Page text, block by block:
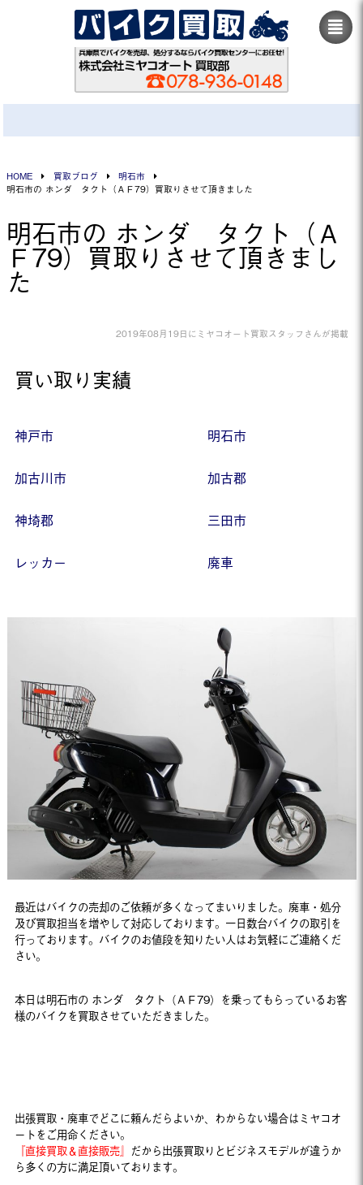
HOME 買取ブログ
明石市
明石市の ホンダ タクト（ＡＦ79）買取りさせて頂きました
明石市の ホンダ タクト（Ａ
Ｆ79）買取りさせて頂きまし
た
2019年08月19日にミヤコオート買取スタッフさんが掲載
買い取り実績
神戸市 明石市
加古川市 加古郡
神埼郡 三田市
レッカー 廃車
最近はバイクの売却のご依頼が多くなってまいりました。廃車・処分
及び買取担当を増やして対応しております。一日数台バイクの取引を
行っております。バイクのお値段を知りたい人はお気軽にご連絡くだ
さい。
本日は明石市の ホンダ タクト（ＡＦ79）を乗ってもらっているお客
様のバイクを買取させていただきました。
出張買取・廃車でどこに頼んだらよいか、わからない場合はミヤコオ
ートをご用命ください。
『直接買取＆直接販売』 だから出張買取りとビジネスモデルが違うか
ら多くの方に満足頂いております。